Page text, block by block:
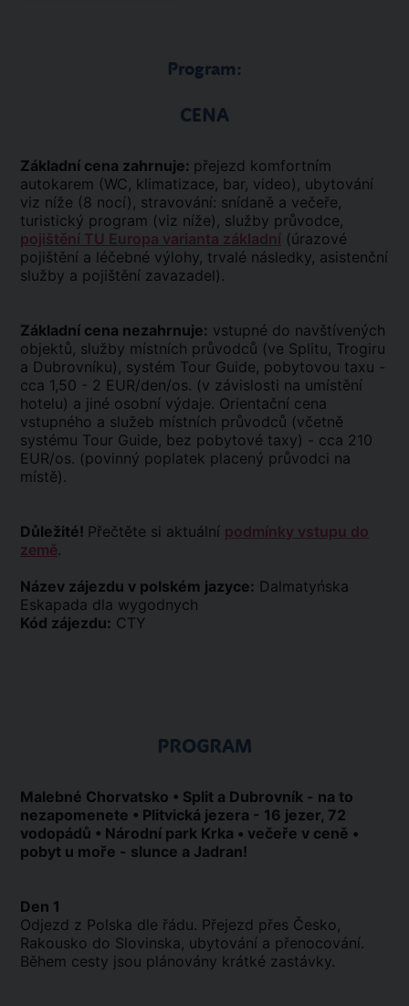
Program:
CENA
Základní cena zahrnuje: přejezd komfortním
autokarem (WC, klimatizace, bar, video), ubytování
viz níže (8 nocí), stravování: snídaně a večeře,
turistický program (viz níže), služby průvodce,
pojištění TU Europa varianta základní (úrazové
pojištění a léčebné výlohy, trvalé následky, asistenční
služby a pojištění zavazadel).
Základní cena nezahrnuje: vstupné do navštívených
objektů, služby místních průvodců (ve Splitu, Trogiru
a Dubrovníku), systém Tour Guide, pobytovou taxu -
cca 1,50 - 2 EUR/den/os. (v závislosti na umístění
hotelu) a jiné osobní výdaje. Orientační cena
vstupného a služeb místních průvodců (včetně
systému Tour Guide, bez pobytové taxy) - cca 210
EUR/os. (povinný poplatek placený průvodci na
místě).
Důležité! Přečtěte si aktuální podmínky vstupu do
země.
Název zájezdu v polském jazyce: Dalmatyńska
Eskapada dla wygodnych
Kód zájezdu: CTY
PROGRAM
Malebné Chorvatsko • Split a Dubrovník - na to
nezapomenete • Plitvická jezera - 16 jezer, 72
vodopádů • Národní park Krka • večeře v ceně •
pobyt u moře - slunce a Jadran!
Den 1
Odjezd z Polska dle řádu. Přejezd přes Česko,
Rakousko do Slovinska, ubytování a přenocování.
Během cesty jsou plánovány krátké zastávky.